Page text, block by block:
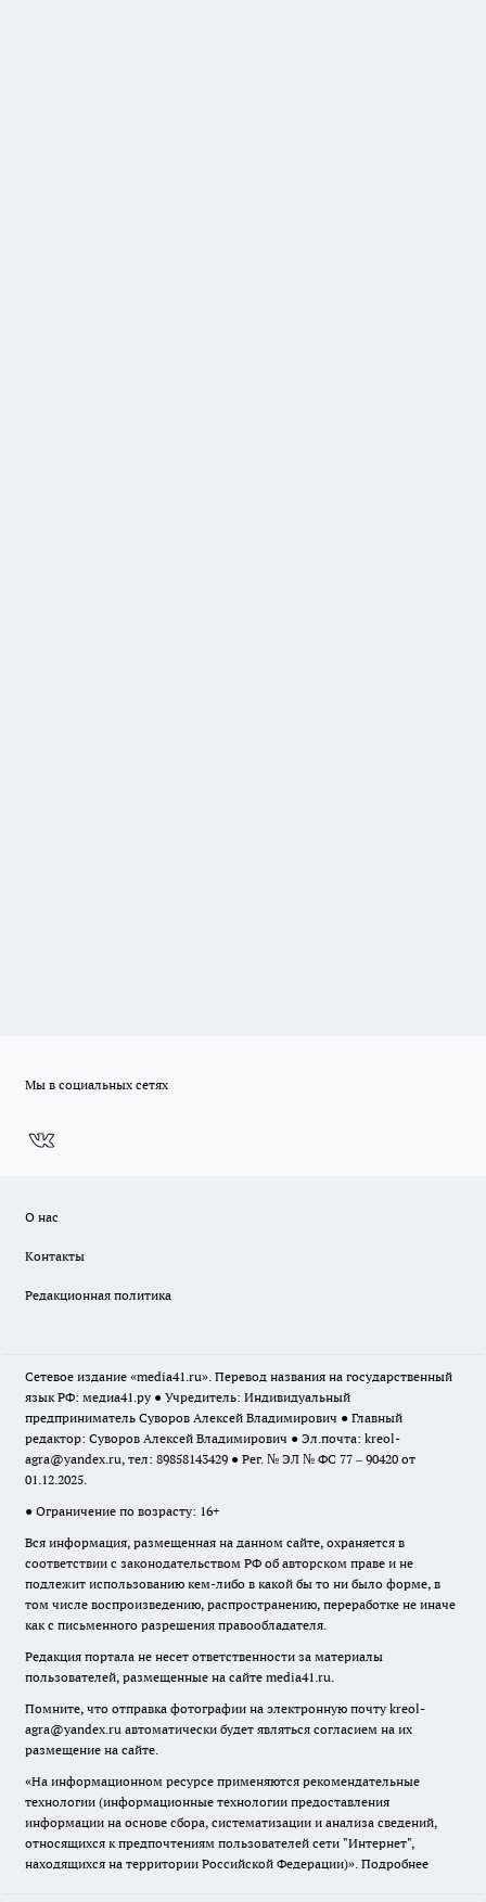
Мы в социальных сетях
О нас
Контакты
Редакционная политика
Сетевое издание «media41.ru». Перевод названия на государственный
язык РФ: медиа41.ру ● Учредитель: Индивидуальный
предприниматель Суворов Алексей Владимирович ● Главный
редактор: Суворов Алексей Владимирович ● Эл.почта: kreol-
agra@yandex.ru, тел: 89858143429 ● Рег. № ЭЛ № ФС 77 – 90420 от
01.12.2025.
● Ограничение по возрасту: 16+
Вся информация, размещенная на данном сайте, охраняется в
соответствии с законодательством РФ об авторском праве и не
подлежит использованию кем-либо в какой бы то ни было форме, в
том числе воспроизведению, распространению, переработке не иначе
как с письменного разрешения правообладателя.
Редакция портала не несет ответственности за материалы
пользователей, размещенные на сайте media41.ru.
Помните, что отправка фотографии на электронную почту kreol-
agra@yandex.ru автоматически будет являться согласием на их
размещение на сайте.
«На информационном ресурсе применяются рекомендательные
технологии (информационные технологии предоставления
информации на основе сбора, систематизации и анализа сведений,
относящихся к предпочтениям пользователей сети "Интернет",
находящихся на территории Российской Федерации)». Подробнее